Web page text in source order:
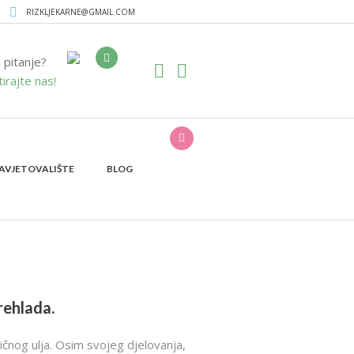
RIZKLJEKARNE@GMAIL.COM
pitanje?
nas!
BLOG
ulja. Osim svojeg djelovanja,